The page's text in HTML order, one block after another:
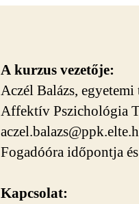
A kurzus vezetője:
Aczél Balázs, egyetemi
Affektív Pszichológia
Fogadóóra időpontja
Kapcsolat: